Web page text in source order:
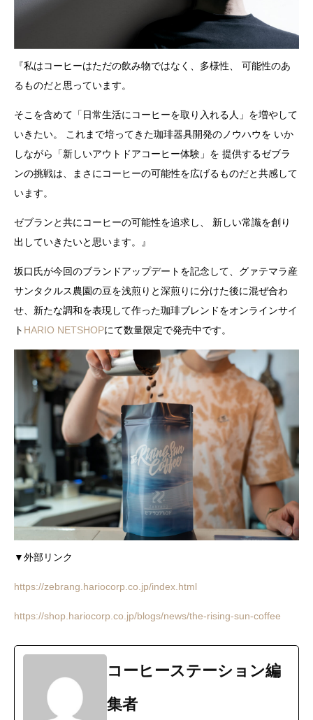
『私はコーヒーはただの飲み物ではなく、多様性、 可能性のあ
るものだと思っています。
そこを含めて「日常生活にコーヒーを取り入れる人」を増やして
いきたい。 これまで培ってきた珈琲器具開発のノウハウを いか
しながら「新しいアウトドアコーヒー体験」を 提供するゼブラ
ンの挑戦は、まさにコーヒーの可能性を広げるものだと共感して
います。
ゼブランと共にコーヒーの可能性を追求し、 新しい常識を創り
出していきたいと思います。』
坂口氏が今回のブランドアップデートを記念して、グァテマラ産
サンタクルス農園の豆を浅煎りと深煎りに分けた後に混ぜ合わ
せ、新たな調和を表現して作った珈琲ブレンドをオンラインサイ
ト HARIO NETSHOPにて数量限定で発売中です。
▼外部リンク
https://zebrang.hariocorp.co.jp/index.html
https://shop.hariocorp.co.jp/blogs/news/the-rising-sun-coffee
コーヒーステーション編
集者